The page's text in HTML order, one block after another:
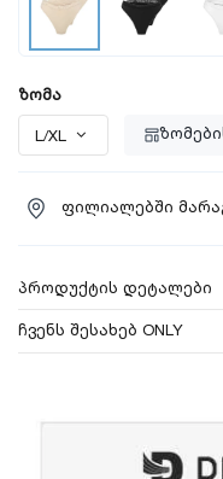
ზომა
ფილიალებში
პროდუქტის დეტალები
ჩვენს შესახებ ONLY